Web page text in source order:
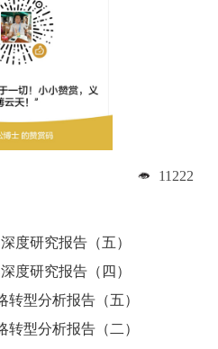
11222
度研究报告（五）
度研究报告（四）
转型分析报告（五）
转型分析报告（二）